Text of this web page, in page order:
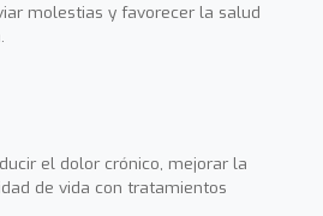
molestias y favorecer la salud
el dolor crónico, mejorar la
de vida con tratamientos